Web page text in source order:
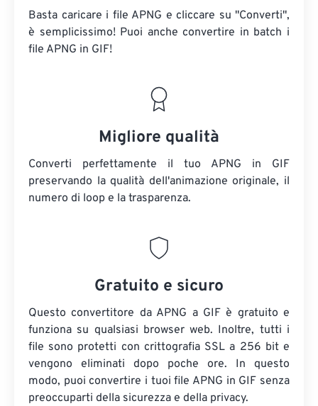
Basta caricare i file APNG e cliccare su "Converti",
è semplicissimo! Puoi anche convertire in batch i
file APNG in GIF!
Migliore qualità
Converti perfettamente il tuo APNG in GIF
preservando la qualità dell'animazione originale, il
numero di loop e la trasparenza.
Gratuito e sicuro
Questo convertitore da APNG a GIF è gratuito e
funziona su qualsiasi browser web. Inoltre, tutti i
file sono protetti con crittografia SSL a 256 bit e
vengono eliminati dopo poche ore. In questo
modo, puoi convertire i tuoi file APNG in GIF senza
preoccuparti della sicurezza e della privacy.